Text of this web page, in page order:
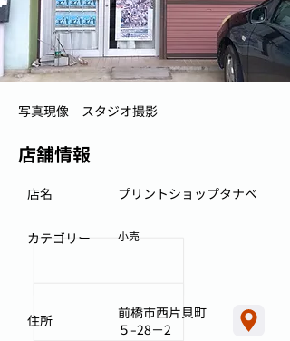
写真現像 スタジオ撮影
店舗情報
プリントショップタナベ
店名
小売
カテゴリー
前橋市西片貝町
５-28−2
住所